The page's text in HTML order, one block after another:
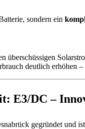
sondern ein
überschüssigen
deutlich erhöhen –
E3/DC –
gegründet und